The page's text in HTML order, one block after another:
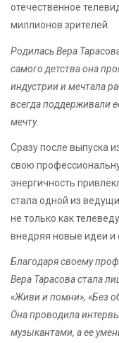
отечественное
миллионов зрителей.
Родилась Вера
самого детства она
индустрии и мечтала
всегда поддерживали
мечту.
Сразу после выпуска
свою
энергичность
стала одной из
не только как
внедряя новые идеи
Благодаря своему
Вера Тарасова стала
«Живи и помни», «Без
Она проводила
музыкантами, а ее